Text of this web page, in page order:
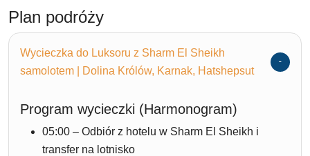
Plan podróży
Wycieczka do Luksoru z Sharm El Sheikh
samolotem | Dolina Królów, Karnak, Hatshepsut
Program wycieczki (Harmonogram)
05:00 – Odbiór z hotelu w Sharm El Sheikh i
transfer na lotnisko